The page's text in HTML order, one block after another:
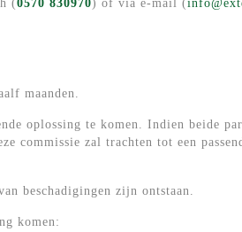
(0570 830970) of via e-mail (
maanden.
oplossing te komen. Indien beide
commissie zal trachten tot een
beschadigingen zijn ontstaan.
komen: